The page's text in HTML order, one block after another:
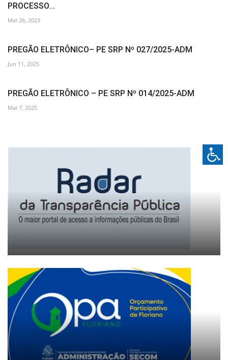
PROCESSO...
Mai 26, 2023
PREGÃO ELETRÔNICO– PE SRP Nº 027/2025-ADM
Jun 11, 2025
PREGÃO ELETRÔNICO – PE SRP Nº 014/2025-ADM
Mai 7, 2025